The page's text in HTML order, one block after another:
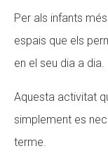
Per als infants
espais que els
en el seu dia a dia.
Aquesta activitat
simplement es
terme.